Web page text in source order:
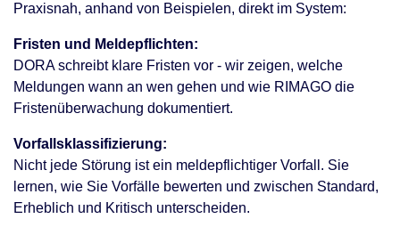
Praxisnah, anhand von Beispielen, direkt im System:
Fristen und Meldepflichten:
DORA schreibt klare Fristen vor - wir zeigen, welche
Meldungen wann an wen gehen und wie RIMAGO die
Fristenüberwachung dokumentiert.
Vorfallsklassifizierung:
Nicht jede Störung ist ein meldepflichtiger Vorfall. Sie
lernen, wie Sie Vorfälle bewerten und zwischen Standard,
Erheblich und Kritisch unterscheiden.